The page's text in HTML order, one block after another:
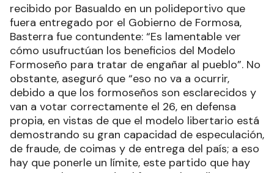
recibido por Basualdo en un polideportivo que
fuera entregado por el Gobierno de Formosa,
Basterra fue contundente: “Es lamentable ver
cómo usufructúan los beneficios del Modelo
Formoseño para tratar de engañar al pueblo”. No
obstante, aseguró que “eso no va a ocurrir,
debido a que los formoseños son esclarecidos y
van a votar correctamente el 26, en defensa
propia, en vistas de que el modelo libertario está
demostrando su gran capacidad de especulación,
de fraude, de coimas y de entrega del país; a eso
hay que ponerle un límite, este partido que hay